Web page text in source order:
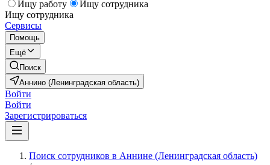
Ищу работу
Ищу сотрудника
Ищу сотрудника
Сервисы
Помощь
Ещё
Поиск
Аннино (Ленинградская область)
Войти
Войти
Зарегистрироваться
Поиск сотрудников в Аннине (Ленинградская область)